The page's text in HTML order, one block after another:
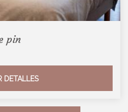
pin
DETALLES